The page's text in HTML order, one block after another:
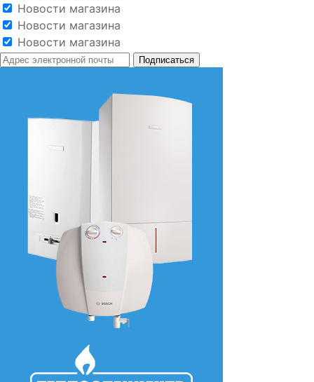
Новости магазина
Новости магазина
Новости магазина